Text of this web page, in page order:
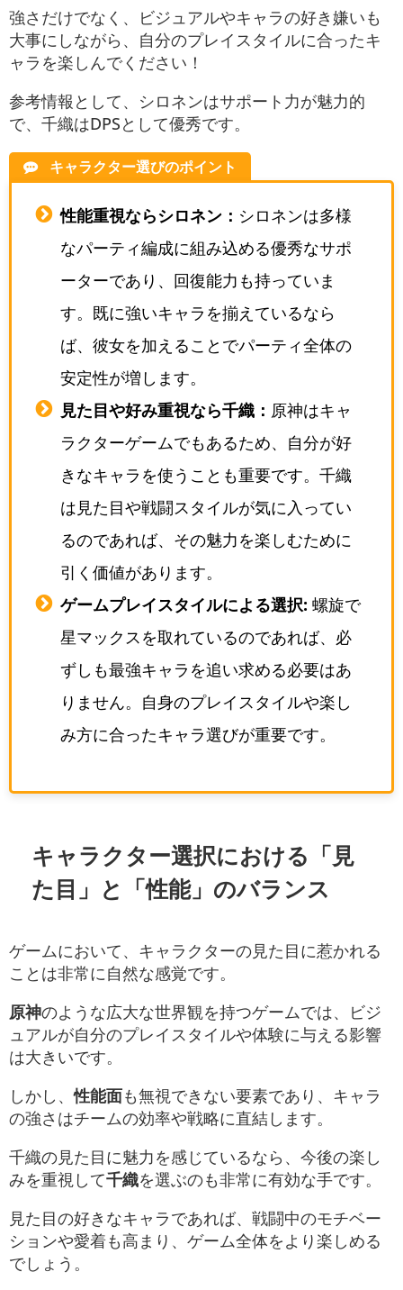
強さだけでなく、ビジュアルやキャラの好き嫌いも
大事にしながら、自分のプレイスタイルに合ったキ
ャラを楽しんでください！
参考情報として、シロネンはサポート力が魅力的
で、千織はDPSとして優秀です。
キャラクター選びのポイント
性能重視ならシロネン： シロネンは多様
なパーティ編成に組み込める優秀なサポ
ーターであり、回復能力も持っていま
す。既に強いキャラを揃えているなら
ば、彼女を加えることでパーティ全体の
安定性が増します。
見た目や好み重視なら千織： 原神はキャ
ラクターゲームでもあるため、自分が好
きなキャラを使うことも重要です。千織
は見た目や戦闘スタイルが気に入ってい
るのであれば、その魅力を楽しむために
引く価値があります。
ゲームプレイスタイルによる選択: 螺旋で
星マックスを取れているのであれば、必
ずしも最強キャラを追い求める必要はあ
りません。自身のプレイスタイルや楽し
み方に合ったキャラ選びが重要です。
キャラクター選択における「見
た目」と「性能」のバランス
ゲームにおいて、キャラクターの見た目に惹かれる
ことは非常に自然な感覚です。
原神のような広大な世界観を持つゲームでは、ビジ
ュアルが自分のプレイスタイルや体験に与える影響
は大きいです。
しかし、性能面も無視できない要素であり、キャラ
の強さはチームの効率や戦略に直結します。
千織の見た目に魅力を感じているなら、今後の楽し
みを重視して千織を選ぶのも非常に有効な手です。
見た目の好きなキャラであれば、戦闘中のモチベー
ションや愛着も高まり、ゲーム全体をより楽しめる
でしょう。